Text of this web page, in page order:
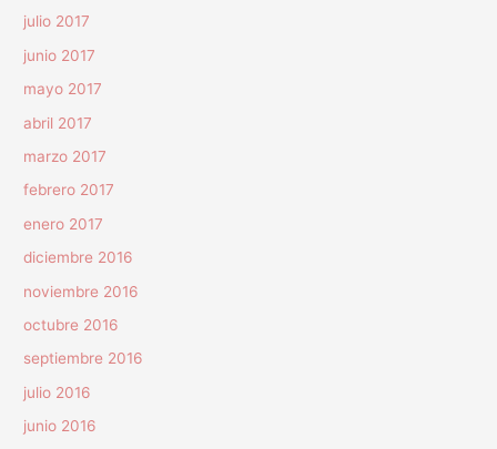
julio 2017
junio 2017
mayo 2017
abril 2017
marzo 2017
febrero 2017
enero 2017
diciembre 2016
noviembre 2016
octubre 2016
septiembre 2016
julio 2016
junio 2016